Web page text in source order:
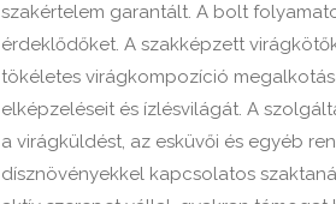
szakértelem garantált. A bolt
érdeklődőket. A szakképzett
tökéletes virágkompozíció
elképzeléseit és ízlésvilágát. A
a virágküldést, az esküvői és egyéb
dísznövényekkel kapcsolatos